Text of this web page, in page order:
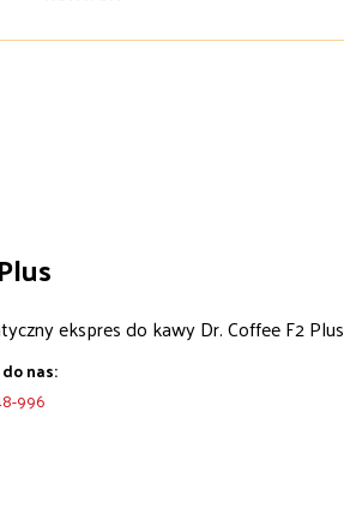
ekspres do kawy Dr. Coffee F2 Plus
nas:
996